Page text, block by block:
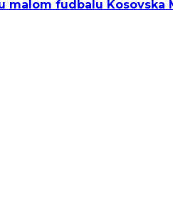
malom fudbalu Kosovska